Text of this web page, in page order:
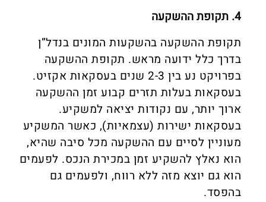
4. תקופת ההשקעה
תקופת ההשקעה בהשקעות המונים בנדל”ן
בדרך כלל ידועה מראש. תקופת ההשקעה
בפרויקט נע בין 2-3 שנים בעסקאות אקזיט.
בעסקאות בעלות תזרים קבוע זמן ההשקעה
ארוך יותר, עם נקודות יציאה למשקיע.
בעסקאות ישירות (עצמאיות), כאשר המשקיע
מעוניין לסיים עם ההשקעה מכל סיבה שהיא,
הוא נאלץ להשקיע זמן במכירת הנכס. לפעמים
הוא גם יוצא מזה ללא רווח, ולפעמים גם
בהפסד.